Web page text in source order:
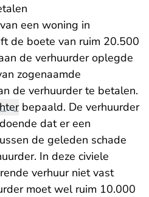
een woning in
de boete van ruim 20.500
de verhuurder oplegde
zogenaamde
de verhuurder te betalen.
bepaald. De verhuurder
dat er een
de geleden schade
In deze civiele
verhuur niet vast
moet wel ruim 10.000